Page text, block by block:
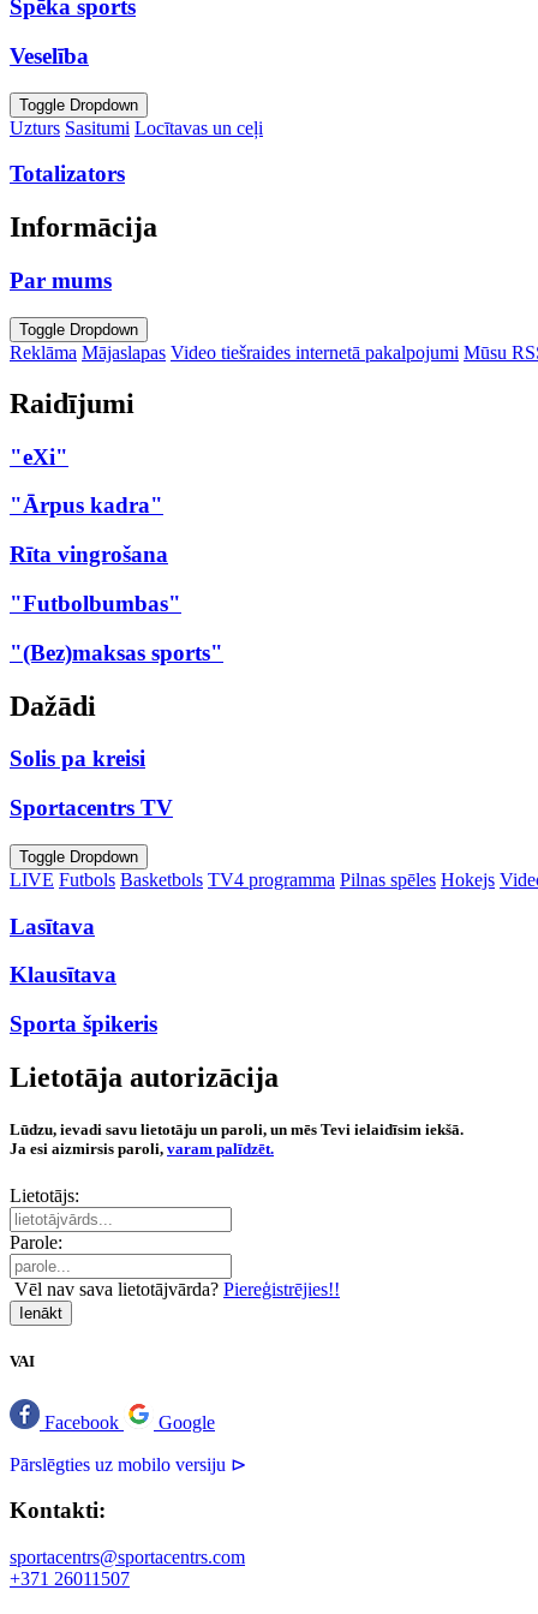
Spēka sports
Veselība
Toggle Dropdown
Uzturs Sasitumi Locītavas un ceļi
Totalizators
Informācija
Par mums
Toggle Dropdown
Reklāma Mājaslapas Video tiešraides internetā pakalpojumi Mūsu
Raidījumi
"eXi"
"Ārpus kadra"
Rīta vingrošana
"Futbolbumbas"
"(Bez)maksas sports"
Dažādi
Solis pa kreisi
Sportacentrs TV
Toggle Dropdown
LIVE Futbols Basketbols TV4 programma Pilnas spēles Hokejs
Lasītava
Klausītava
Sporta špikeris
Lietotāja autorizācija
Lūdzu, ievadi savu lietotāju un paroli, un mēs Tevi ielaidīsim iekšā.
Ja esi aizmirsis paroli, varam palīdzēt.
Lietotājs:
Parole:
Vēl nav sava lietotājvārda? Piereģistrējies!!
Ienākt
VAI
Facebook Google
Pārslēgties uz mobilo versiju ⊳
Kontakti:
sportacentrs@sportacentrs.com
+371 26011507